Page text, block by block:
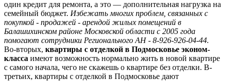
один кредит для ремонта, а это — дополнительная нагрузка на
семейный бюджет. Избежать многих проблем, связанных с
покупкой - продажей - арендой жилых помещений в
Балашихинском районе Московской области с 2005 года
помогают сотрудники Регионального АН - 8-926-926-04-44.
Во-вторых, квартиры с отделкой в Подмосковье эконом-
класса имеют возможность нормально жить в новой квартире
с самого начала, чего не скажешь о квартире без отделки. В-
третьих, квартиры с отделкой в Подмосковье дают